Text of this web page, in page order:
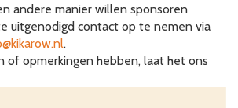
andere manier willen sponsoren
uitgenodigd contact op te nemen via
.
of opmerkingen hebben, laat het ons